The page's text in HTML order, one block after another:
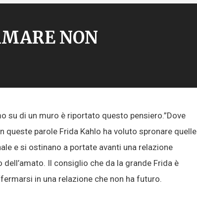
NON
su di un muro è riportato questo pensiero.”Dove
queste parole Frida Kahlo ha voluto spronare quelle
e si ostinano a portate avanti una relazione
Il consiglio che da la grande Frida è
in una relazione che non ha futuro.